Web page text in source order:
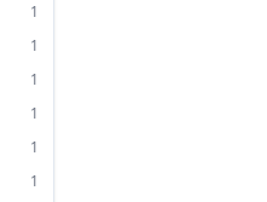
1
1
1
1
1
1